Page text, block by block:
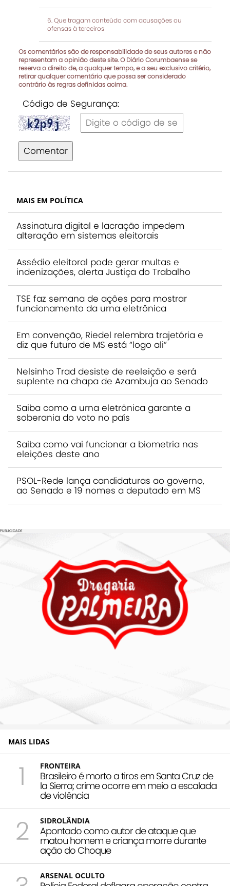
Que tragam conteúdo com acusações ou
ofensas à terceiros
Os comentários são de responsabilidade de seus autores e não
representam a opinião deste site. O Diário Corumbaense se
reserva o direito de, a qualquer tempo, e a seu exclusivo critério,
retirar qualquer comentário que possa ser considerado
contrário às regras definidas acima.
Código de Segurança:
Comentar
MAIS EM POLÍTICA
Assinatura digital e lacração impedem
alteração em sistemas eleitorais
Assédio eleitoral pode gerar multas e
indenizações, alerta Justiça do Trabalho
TSE faz semana de ações para mostrar
funcionamento da urna eletrônica
Em convenção, Riedel relembra trajetória e
diz que futuro de MS está “logo ali”
Nelsinho Trad desiste de reeleição e será
suplente na chapa de Azambuja ao Senado
Saiba como a urna eletrônica garante a
soberania do voto no país
Saiba como vai funcionar a biometria nas
eleições deste ano
PSOL-Rede lança candidaturas ao governo,
ao Senado e 19 nomes a deputado em MS
PUBLICIDADE
MAIS LIDAS
1 FRONTEIRA
Brasileiro é morto a tiros em Santa Cruz de
la Sierra; crime ocorre em meio a escalada
de violência
2 SIDROLÂNDIA
Apontado como autor de ataque que
matou homem e criança morre durante
ação do Choque
ARSENAL OCULTO